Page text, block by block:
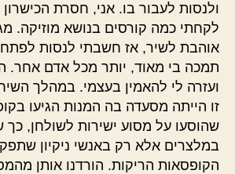
ולנסות לעבור בו. אני, חסרת
לקחתי כמה קורסים בנושא מוזיקה.
אוהבת לשיר, אז חשבתי לנסות לפתח
תמכה בי מאוד, יותר מכל אדם אחר.
ועזרה לי להאמין בעצמי. במהלך
זו הייתה מסעדה בה המנות הגיעו
שהוסעו על מסוע ישירות לשולחן, כך
במלצרים אלא רק באנשי ניקיון
הקופסאות הריקות. הורדנו אותן